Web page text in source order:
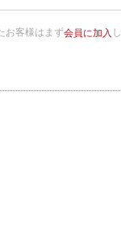
お客様はまず会員に加入